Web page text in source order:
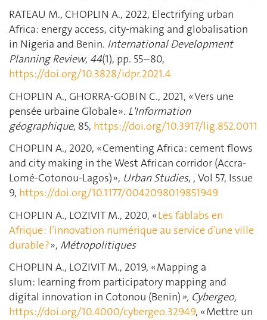
RATEAU M., CHOPLIN A., 2022, Electrifying urban
Africa: energy access, city-making and globalisation
in Nigeria and Benin. International Development
Planning Review, 44(1), pp. 55–80,
https://doi.org/10.3828/idpr.2021.4
CHOPLIN A., GHORRA-GOBIN C., 2021, « Vers une
pensée urbaine Globale ». L'Information
géographique, 85, https://doi.org/10.3917/lig.852.0011
CHOPLIN A., 2020, « Cementing Africa : cement flows
and city making in the West African corridor (Accra-
Lomé-Cotonou-Lagos) », Urban Studies, , Vol 57, Issue
9, https://doi.org/10.1177/0042098019851949
CHOPLIN A., LOZIVIT M., 2020, «Les fablabs en
Afrique : l’innovation numérique au service d’une ville
durable ?», Métropolitiques
CHOPLIN A., LOZIVIT M., 2019, « Mapping a
slum: learning from participatory mapping and
digital innovation in Cotonou (Benin)», Cybergeo,
https://doi.org/10.4000/cybergeo.32949, « Mettre un